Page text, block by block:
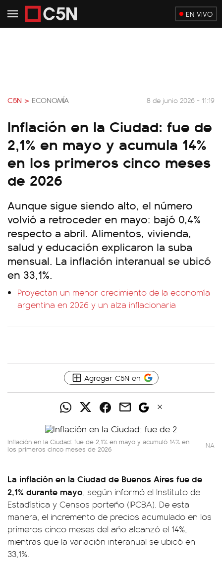
EN VIVO
C5N > ECONOMÍA 8 de junio 2026 - 11:19
Inflación en la Ciudad: fue de
2,1% en mayo y acumula 14%
en los primeros cinco meses
de 2026
Aunque sigue siendo alto, el número
volvió a retroceder en mayo: bajó 0,4%
respecto a abril. Alimentos, vivienda,
salud y educación explicaron la suba
mensual. La inflación interanual se ubicó
en 33,1%.
Proyectan un menor crecimiento de la economía
argentina en 2026 y un alza inflacionaria
Agregar C5N en
Inflación en la Ciudad: fue de 2,1% en mayo y acumuló 14% en
los primeros cinco meses de 2026 NA
La inflación en la Ciudad de Buenos Aires fue de
2,1% durante mayo, según informó el Instituto de
Estadística y Censos porteño (IPCBA). De esta
manera, el incremento de precios acumulado en los
primeros cinco meses del año alcanzó el 14%,
mientras que la variación interanual se ubicó en
33,1%.